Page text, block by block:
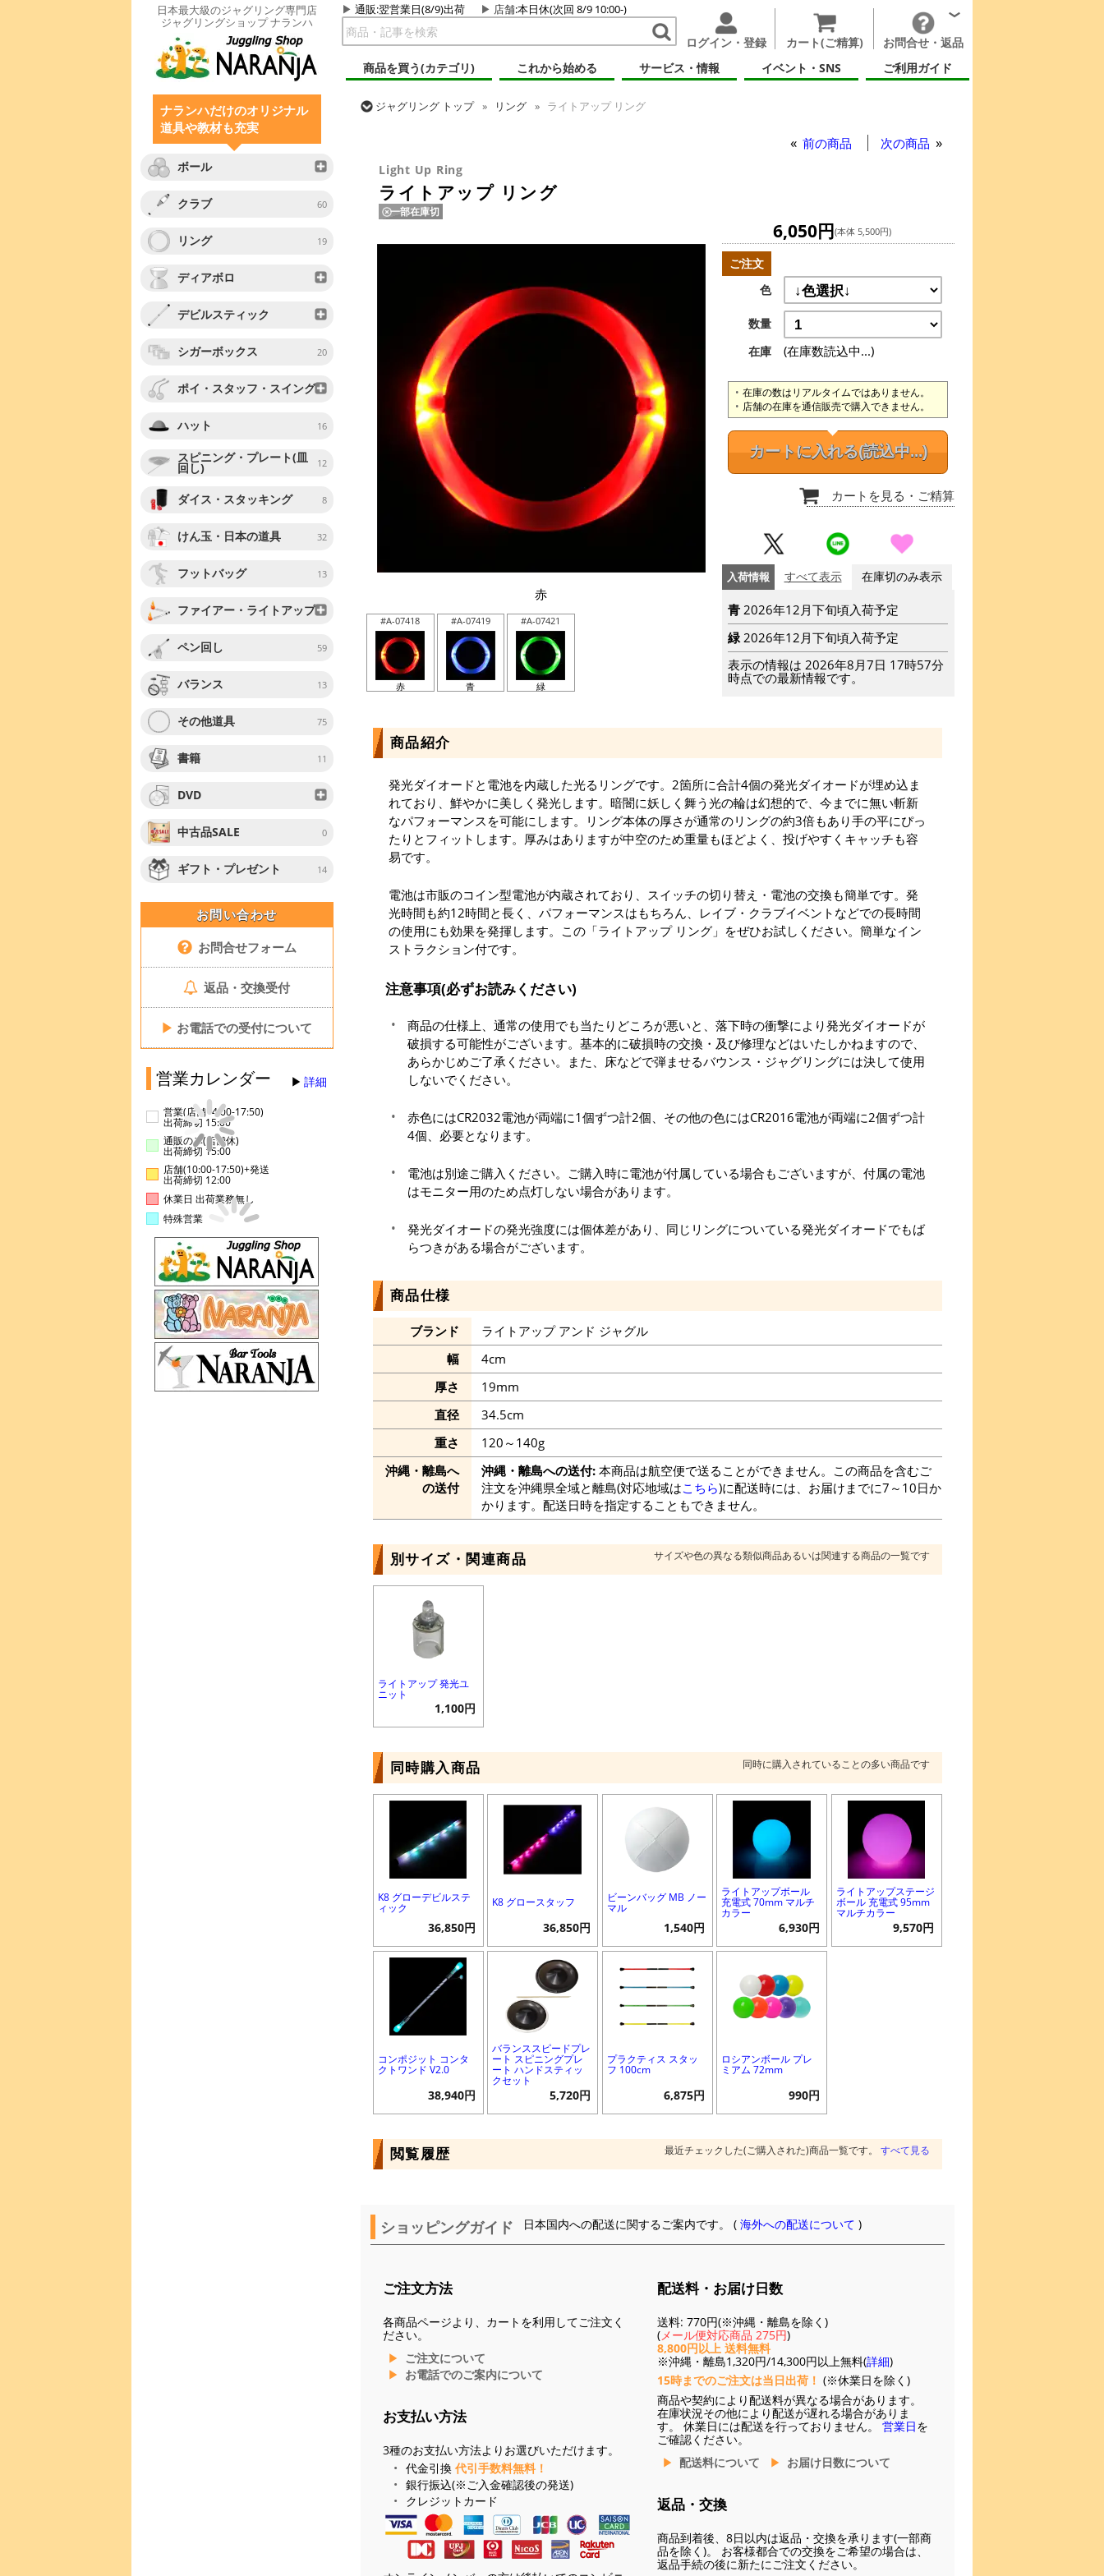
日本最大級のジャグリング専門店
ジャグリングショップ ナランハ
通販:翌営業日(8/9)出荷 店舗:本日休(次回 8/9 10:00-)
ログイン・登録 カート(ご精算)
お問合せ・返品
商品を買う(カテゴリ)
これから始める サービス・情報 イベント・SNS ご利用ガイド
ナランハだけのオリジナル
道具や教材も充実
ボール
クラブ 60
リング 19
ディアボロ
デビルスティック
シガーボックス 20
ポイ・スタッフ・スイング
ハット 16
スピニング・プレート(皿
回し) 12
ダイス・スタッキング 8
けん玉・日本の道具 32
フットバッグ 13
ファイアー・ライトアップ
ペン回し 59
バランス 13
その他道具 75
書籍 11
DVD
中古品SALE 0
ギフト・プレゼント 14
お問い合わせ
お問合せフォーム
返品・交換受付
▶ お電話での受付について
営業カレンダー 詳細
営業(店舗14:00-17:50)
出荷締切 15:00
通販のみ(店舗休)
出荷締切 15:00
店舗(10:00-17:50)+発送
出荷締切 12:00
休業日 出荷業務無し
特殊営業
ジャグリング トップ リング
ライトアップ リング
前の商品 次の商品
Light Up Ring
ライトアップ リング
一部在庫切
赤
#A-07418
赤
#A-07419
青
#A-07421
緑
6,050円(本体 5,500円)
ご注文
色
数量
在庫
(在庫数読込中...)
在庫の数はリアルタイムではありません。
店舗の在庫を通信販売で購入できません。
カートに入れる(読込中...)
カートを見る ・ご精算
入荷情報 すべて表示 在庫切のみ表示
青 2026年12月下旬頃入荷予定
緑 2026年12月下旬頃入荷予定
表示の情報は 2026年8月7日 17時57分
時点での最新情報です。
商品紹介
発光ダイオードと電池を内蔵した光るリングです。2箇所に合計4個の発光ダイオードが埋め込ま
れており、鮮やかに美しく発光します。暗闇に妖しく舞う光の輪は幻想的で、今までに無い斬新
なパフォーマンスを可能にします。リング本体の厚さが通常のリングの約3倍もあり手の平にぴっ
たりとフィットします。厚みはありますが中空のため重量もほどよく、投げやすくキャッチも容
易です。
電池は市販のコイン型電池が内蔵されており、スイッチの切り替え・電池の交換も簡単です。発
光時間も約12時間と長く、パフォーマンスはもちろん、レイブ・クラブイベントなどでの長時間
の使用にも効果を発揮します。この「ライトアップ リング」をぜひお試しください。簡単なイン
ストラクション付です。
注意事項(必ずお読みください)
商品の仕様上、通常の使用でも当たりどころが悪いと、落下時の衝撃により発光ダイオードが
破損する可能性がございます。基本的に破損時の交換・及び修理などはいたしかねますので、
あらかじめご了承ください。また、床などで弾ませるバウンス・ジャグリングには決して使用
しないでください。
赤色にはCR2032電池が両端に1個ずつ計2個、その他の色にはCR2016電池が両端に2個ずつ計
4個、必要となります。
電池は別途ご購入ください。ご購入時に電池が付属している場合もございますが、付属の電池
はモニター用のため点灯しない場合があります。
発光ダイオードの発光強度には個体差があり、同じリングについている発光ダイオードでもば
らつきがある場合がございます。
商品仕様
ブランド
ライトアップ アンド ジャグル
幅
4cm
厚さ
19mm
直径
34.5cm
重さ
120～140g
沖縄・離島へ
の送付
沖縄・離島への送付:本商品は航空便で送ることができません。この商品を含むご
注文を沖縄県全域と離島(対応地域はこちら)に配送時には、お届けまでに7～10日か
かります。配送日時を指定することもできません。
別サイズ・関連商品 サイズや色の異なる類似商品あるいは関連する商品の一覧です
ライトアップ 発光ユ
ニット
1,100円
同時購入商品 同時に購入されていることの多い商品です
K8 グローデビルステ
ィック
36,850円
K8 グロースタッフ
36,850円
ビーンバッグ MB ノー
マル
1,540円
ライトアップボール
充電式 70mm マルチ
カラー
6,930円
ライトアップステージ
ボール 充電式 95mm
マルチカラー
9,570円
コンポジット コンタ
クトワンド V2.0
38,940円
バランススピードプレ
ート スピニングプレ
ート ハンドスティッ
クセット
5,720円
プラクティス スタッ
フ 100cm
6,875円
ロシアンボール プレ
ミアム 72mm
990円
閲覧履歴 最近チェックした(ご購入された)商品一覧です。 すべて見る
ショッピングガイド 日本国内への配送に関するご案内です。 (海外への配送について )
ご注文方法
各商品ページより、カートを利用してご注文く
ださい。
ご注文について
お電話でのご案内について
お支払い方法
3種のお支払い方法よりお選びいただけます。
代金引換 代引手数料無料！
銀行振込(※ご入金確認後の発送)
クレジットカード
配送料・お届け日数
送料: 770円(※沖縄・離島を除く)
(メール便対応商品 275円)
8,800円以上 送料無料
※沖縄・離島1,320円/14,300円以上無料(詳細)
15時までのご注文は当日出荷！ (※休業日を除く)
商品や契約により配送料が異なる場合があります。
在庫状況その他により配送が遅れる場合がありま
す。 休業日には配送を行っておりません。 営業日を
ご確認ください。
配送料について
お届け日数について
返品・交換
商品到着後、8日以内は返品・交換を承ります(一部商
品を除く)。 お客様都合での交換をご希望の場合は、
返品手続の後に新たにご注文ください。